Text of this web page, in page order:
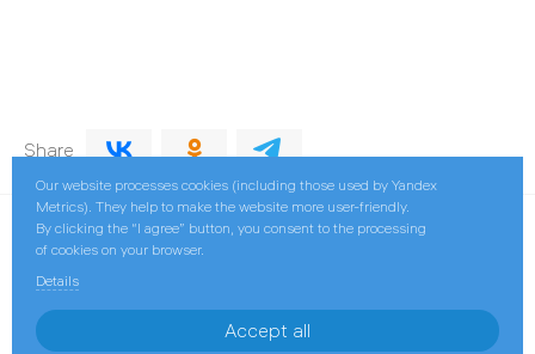
Share
© 2026 Gazprom International
Limited
Gazprom
Our website processes cookies (including those used by Yandex
Metrics). They help to make the website more user-friendly.
By clicking the “I agree” button, you consent to the processing
of cookies on your browser.
Details
Accept all